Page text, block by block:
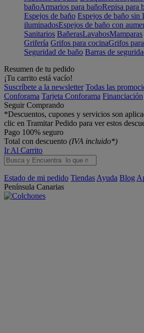
bañoArmarios para bañoRepisa para
Espejos de baño Espejos de baño sin
iluminadosEspejos de baño con
Sanitarios BañerasLavabosMamparas
Grifería Grifos para cocinaGrifos
Seguridad de baño Barras de
Resumen de tu pedido
¡Tu carrito está vacío!
Suscríbete a la newsletter Todas las
Conforama Tarjeta Conforama Financiación
Seguir Comprando
*Descuentos, cupones y servicios son
clic en Tramitar Pedido para ver estos
Pago 100% seguro
Total con descuento (IVA incluido*)
Ir Al Carrito
Estado de mi pedido Tiendas Ayuda Blog
Península Canarias